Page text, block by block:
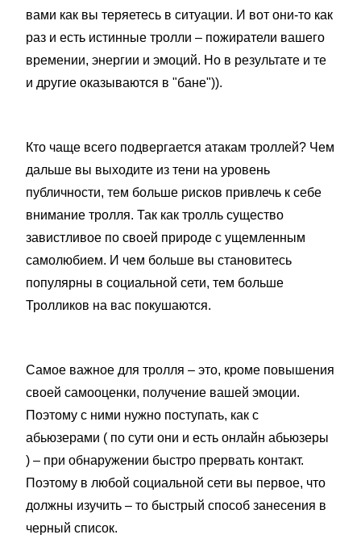
вами как вы теряетесь в ситуации. И вот они-то как
раз и есть истинные тролли – пожиратели вашего
времении, энергии и эмоций. Но в результате и те
и другие оказываются в "бане")).
Кто чаще всего подвергается атакам троллей? Чем
дальше вы выходите из тени на уровень
публичности, тем больше рисков привлечь к себе
внимание тролля. Так как тролль существо
завистливое по своей природе с ущемленным
самолюбием. И чем больше вы становитесь
популярны в социальной сети, тем больше
Тролликов на вас покушаются.
Самое важное для тролля – это, кроме повышения
своей самооценки, получение вашей эмоции.
Поэтому с ними нужно поступать, как с
абьюзерами ( по сути они и есть онлайн абьюзеры
) – при обнаружении быстро прервать контакт.
Поэтому в любой социальной сети вы первое, что
должны изучить – то быстрый способ занесения в
черный список.